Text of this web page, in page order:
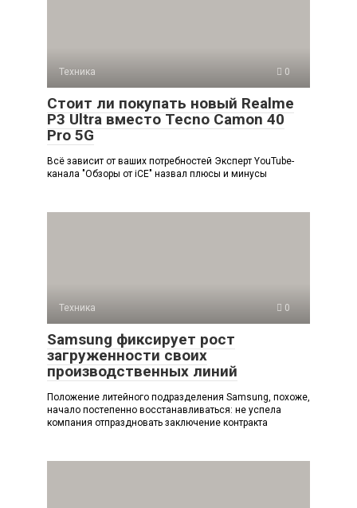
Техника 0
Стоит ли покупать новый Realme
P3 Ultra вместо Tecno Camon 40
Pro 5G
Всё зависит от ваших потребностей Эксперт YouTube-
канала "Обзоры от iCE" назвал плюсы и минусы
Техника 0
Samsung фиксирует рост
загруженности своих
производственных линий
Положение литейного подразделения Samsung, похоже,
начало постепенно восстанавливаться: не успела
компания отпраздновать заключение контракта